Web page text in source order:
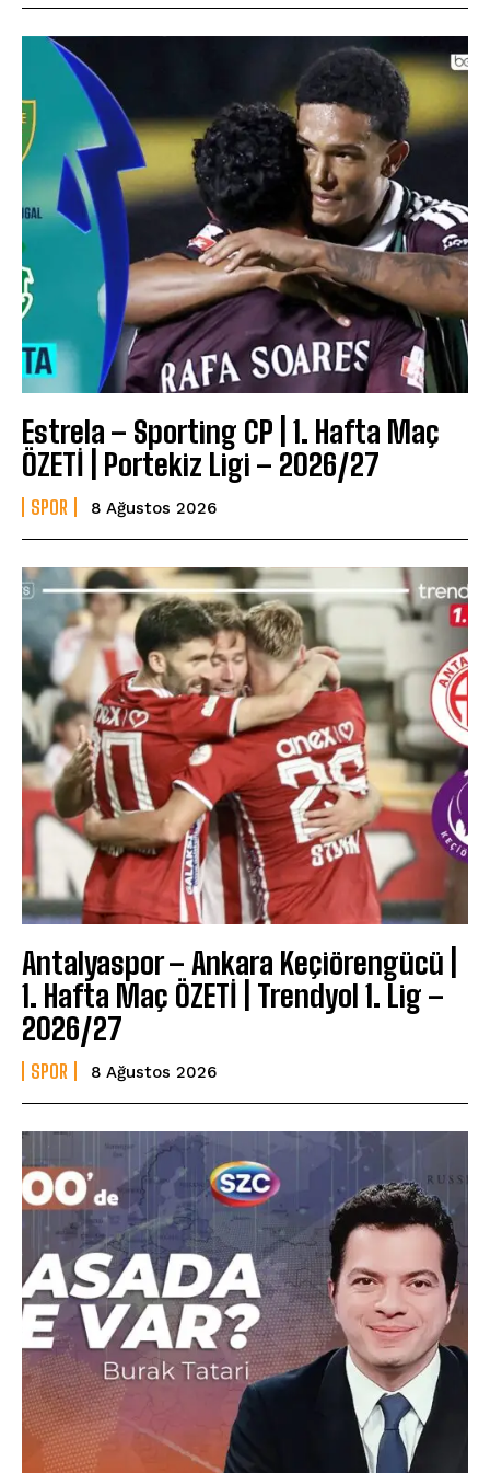
Estrela – Sporting CP | 1. Hafta Maç
ÖZETİ | Portekiz Ligi – 2026/27
SPOR 8 Ağustos 2026
Antalyaspor – Ankara Keçiörengücü |
1. Hafta Maç ÖZETİ | Trendyol 1. Lig –
2026/27
SPOR 8 Ağustos 2026